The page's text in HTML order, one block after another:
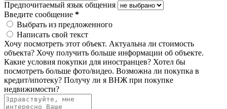
Предпочитаемый язык общения
Введите сообщение *
Выбрать из предложенного
Написать свой текст
Хочу посмотреть этот объект. Актуальна ли стоимость
объекта? Хочу получить больше информации об объекте.
Какие условия покупки для иностранцев? Хотел бы
посмотреть больше фото/видео. Возможна ли покупка в
кредит/ипотеку? Получу ли я ВНЖ при покупке
недвижимости?